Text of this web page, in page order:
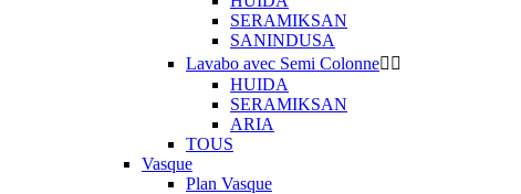
SERAMIKSAN
SANINDUSA
Lavabo avec Semi Colonne 
HUIDA
SERAMIKSAN
ARIA
TOUS
Vasque
Plan Vasque